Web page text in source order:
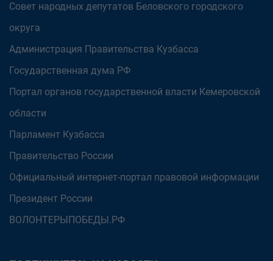
Совет народных депутатов Беловского городского
округа
Администрация Правительства Кузбасса
Государственная дума РФ
Портал органов государственной власти Кемеровской
области
Парламент Кузбасса
Правительство России
Официальный интернет-портал правовой информации
Президент России
ВОЛОНТЕРЫПОБЕДЫ.РФ